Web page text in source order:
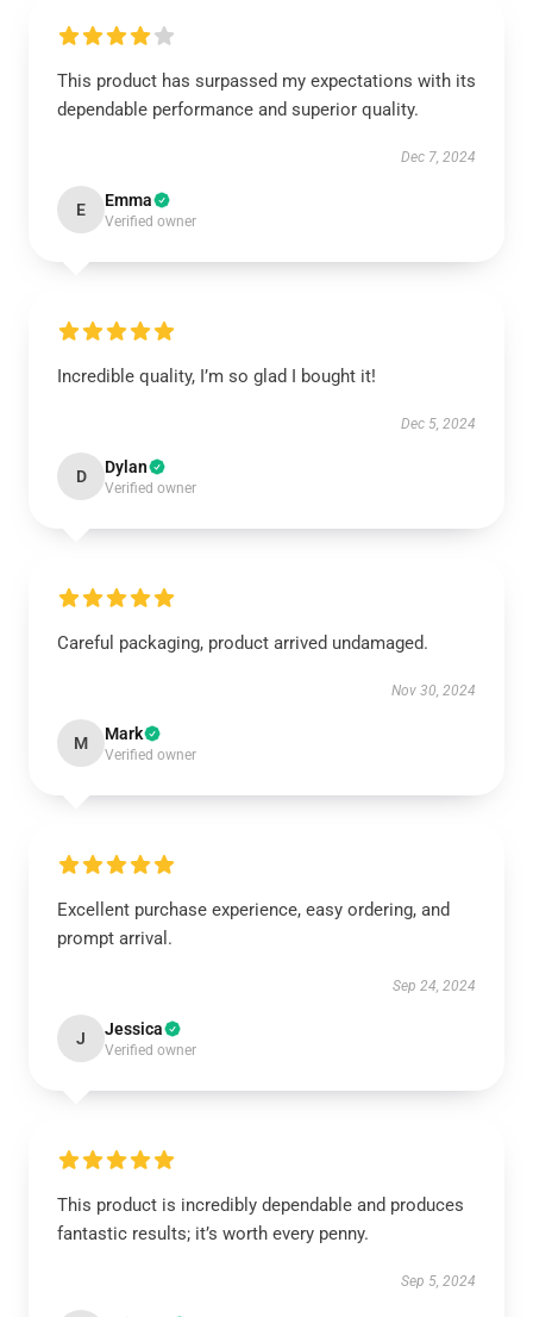
This product has surpassed my expectations with its
dependable performance and superior quality.
Dec 7, 2024
E Emma
Verified owner
Incredible quality, I’m so glad I bought it!
Dec 5, 2024
D Dylan
Verified owner
Careful packaging, product arrived undamaged.
Nov 30, 2024
M Mark
Verified owner
Excellent purchase experience, easy ordering, and
prompt arrival.
Sep 24, 2024
J Jessica
Verified owner
This product is incredibly dependable and produces
fantastic results; it’s worth every penny.
Sep 5, 2024